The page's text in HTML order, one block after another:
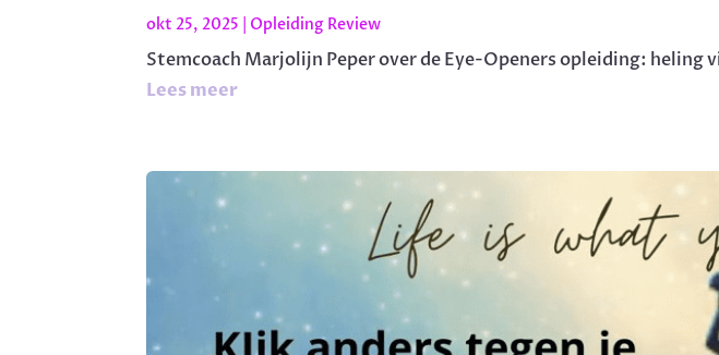
okt 25, 2025 Opleiding Review
Stemcoach Marjolijn Peper over de Eye-Openers opleiding: heling
Lees meer